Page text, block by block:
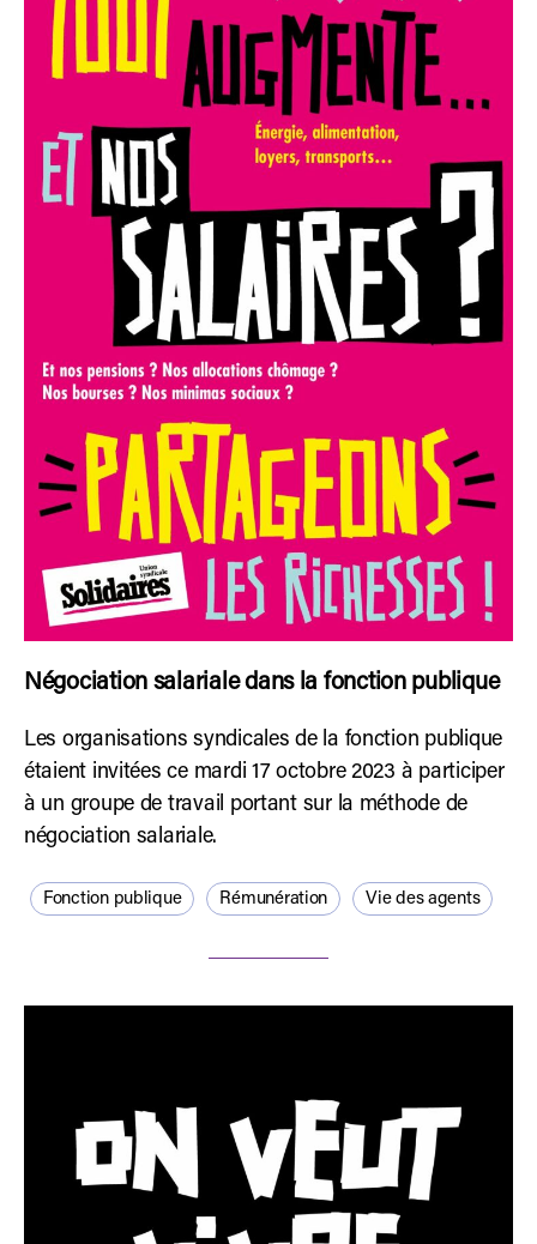
Négociation salariale dans la fonction publique
Les organisations syndicales de la fonction publique
étaient invitées ce mardi 17 octobre 2023 à participer
à un groupe de travail portant sur la méthode de
négociation salariale.
Fonction publique Rémunération Vie des agents